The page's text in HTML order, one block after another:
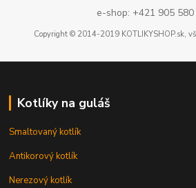
e-shop: +421 905
Copyright © 2014-2019 KOTLIKYSHOP.sk,
Kotlíky na guláš
Smaltovaný kotlík
Antikorový kotlík
Nerezový kotlík